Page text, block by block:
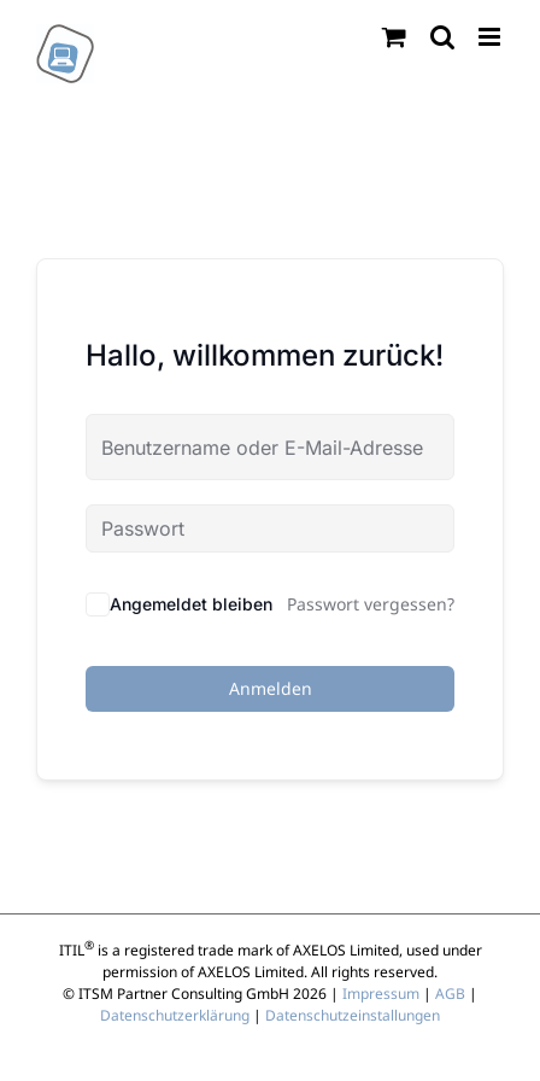
Inhalt
springen
Hallo, willkommen zurück!
Angemeldet bleiben Passwort vergessen?
Anmelden
ITIL®is a registered trade mark of AXELOS Limited, used under
permission of AXELOS Limited. All rights reserved.
© ITSM Partner Consulting GmbH 2026 | Impressum | AGB |
Datenschutzerklärung | Datenschutzeinstallungen